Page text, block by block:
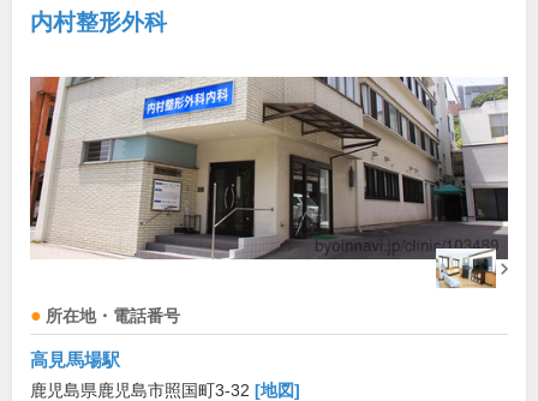
内村整形外科
所在地・電話番号
高見馬場駅
鹿児島県鹿児島市照国町3-32 [地図]